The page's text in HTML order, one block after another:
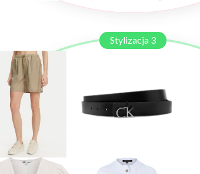
Stylizacja 3